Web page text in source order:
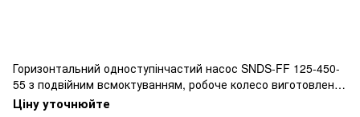
Горизонтальний одноступінчастий насос SNDS-FF 125-450-
55 з подвійним всмоктуванням, робоче колесо виготовлене
з бронзи, фланцевим підключенням
Ціну уточнюйте